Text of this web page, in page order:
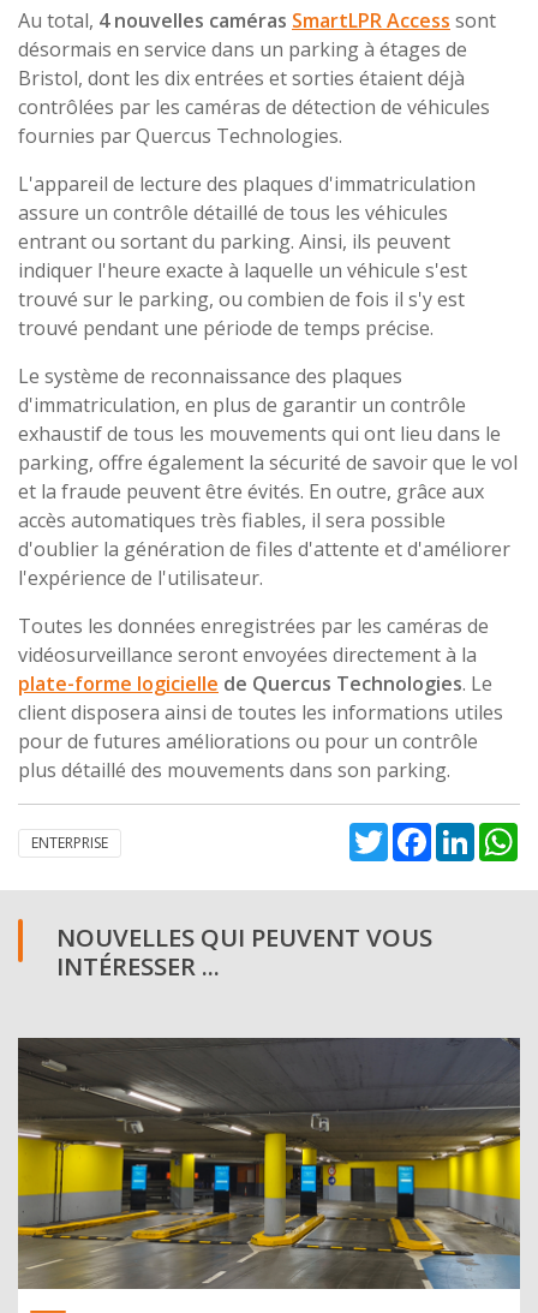
Au total, 4 nouvelles caméras SmartLPR Access sont
désormais en service dans un parking à étages de
Bristol, dont les dix entrées et sorties étaient déjà
contrôlées par les caméras de détection de véhicules
fournies par Quercus Technologies.
L'appareil de lecture des plaques d'immatriculation
assure un contrôle détaillé de tous les véhicules
entrant ou sortant du parking. Ainsi, ils peuvent
indiquer l'heure exacte à laquelle un véhicule s'est
trouvé sur le parking, ou combien de fois il s'y est
trouvé pendant une période de temps précise.
Le système de reconnaissance des plaques
d'immatriculation, en plus de garantir un contrôle
exhaustif de tous les mouvements qui ont lieu dans le
parking, offre également la sécurité de savoir que le vol
et la fraude peuvent être évités. En outre, grâce aux
accès automatiques très fiables, il sera possible
d'oublier la génération de files d'attente et d'améliorer
l'expérience de l'utilisateur.
Toutes les données enregistrées par les caméras de
vidéosurveillance seront envoyées directement à la
plate-forme logicielle de Quercus Technologies. Le
client disposera ainsi de toutes les informations utiles
pour de futures améliorations ou pour un contrôle
plus détaillé des mouvements dans son parking.
ENTERPRISE TwitterFacebook
NOUVELLES QUI PEUVENT VOUS
INTÉRESSER ...